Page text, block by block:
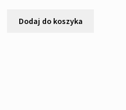
Dodaj do koszyka